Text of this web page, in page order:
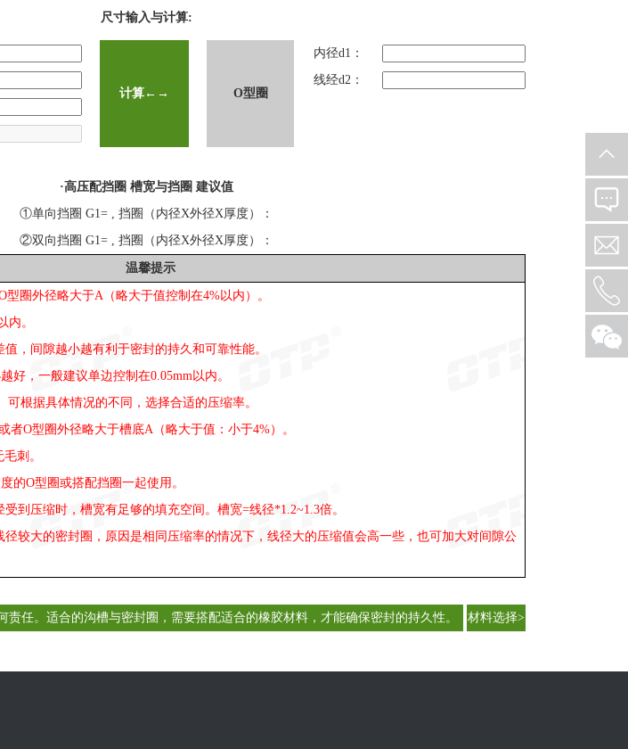
尺寸输入与计算:
O型圈
内径d1：
线经d2：
·高压配挡圈 槽宽与挡圈 建议值
①单向挡圈 G1= , 挡圈（内径X外径X厚度）：
②双向挡圈 G1= , 挡圈（内径X外径X厚度）：
温馨提示
圈外径略大于A（略大于值控制在4%以内）。
内。
，间隙越小越有利于密封的持久和可靠性能。
好，一般建议单边控制在0.05mm以内。
可根据具体情况的不同，选择合适的压缩率。
者O型圈外径略大于槽底A（略大于值：小于4%）。
刺。
的O型圈或搭配挡圈一起使用。
到压缩时，槽宽有足够的填充空间。槽宽=线径*1.2~1.3倍。
径较大的密封圈，原因是相同压缩率的情况下，线径大的压缩值会高一些，也可加大对间隙公
任。适合的沟槽与密封圈，需要搭配适合的橡胶材料，才能确保密封的持久性。 材料选择>